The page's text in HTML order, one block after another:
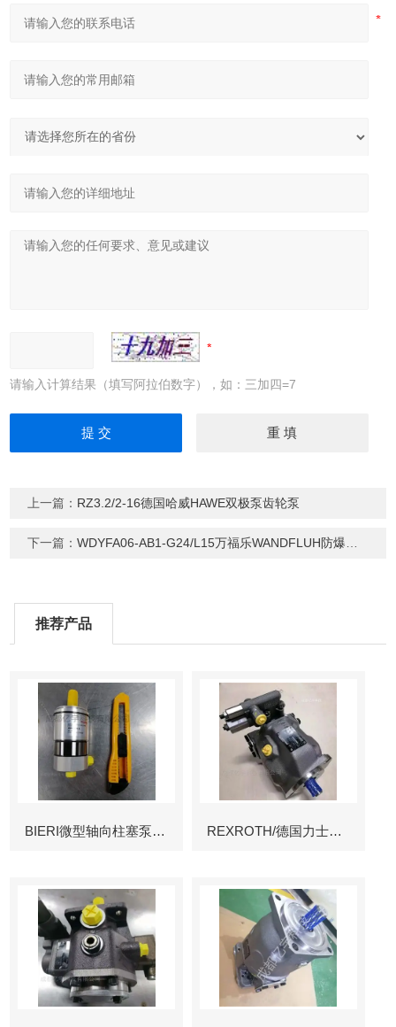
请输入计算结果（填写阿拉伯数字），如：三加四=7
上一篇： RZ3.2/2-16德国哈威HAWE双极泵齿轮泵
下一篇：WDYFA06-AB1-G24/L15万福乐WANDFLUH防爆电磁阀
推荐产品
BIERI微型轴向柱塞泵AKP REXROTH/德国力士乐叶片泵